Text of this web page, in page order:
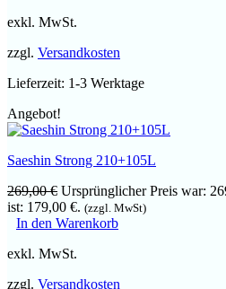
exkl. MwSt.
zzgl. Versandkosten
Lieferzeit: 1-3 Werktage
Angebot!
Saeshin Strong 210+105L
269,00€ Ursprünglicher Preis war:
ist: 179,00 €. (zzgl. MwSt)
In den Warenkorb
exkl. MwSt.
zzgl. Versandkosten